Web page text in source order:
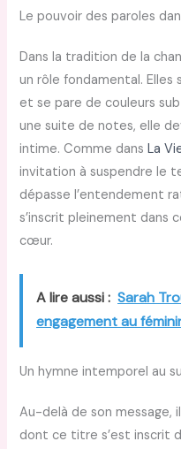
Le pouvoir des paroles
Dans la tradition de la
un rôle fondamental. Elles
et se pare de couleurs
une suite de notes, elle
intime. Comme dansLa
invitation à suspendre le
dépasse l’entendement
s’inscrit pleinement dans
cœur.
A lire aussi : Sarah
engagement au
Un hymne intemporel au
Au-delà de son message,
dont ce titre s’est inscrit